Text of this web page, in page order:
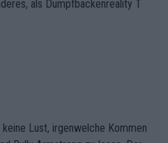
als Dumpfbackenreality T
Lust, irgenwelche Kommen